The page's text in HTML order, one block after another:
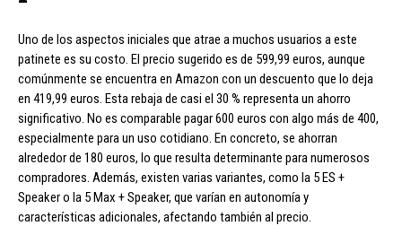
Uno de los aspectos iniciales que atrae a muchos usuarios a este
patinete es su costo. El precio sugerido es de 599,99 euros, aunque
comúnmente se encuentra en Amazon con un descuento que lo deja
en 419,99 euros. Esta rebaja de casi el 30 % representa un ahorro
significativo. No es comparable pagar 600 euros con algo más de 400,
especialmente para un uso cotidiano. En concreto, se ahorran
alrededor de 180 euros, lo que resulta determinante para numerosos
compradores. Además, existen varias variantes, como la 5 ES +
Speaker o la 5 Max + Speaker, que varían en autonomía y
características adicionales, afectando también al precio.